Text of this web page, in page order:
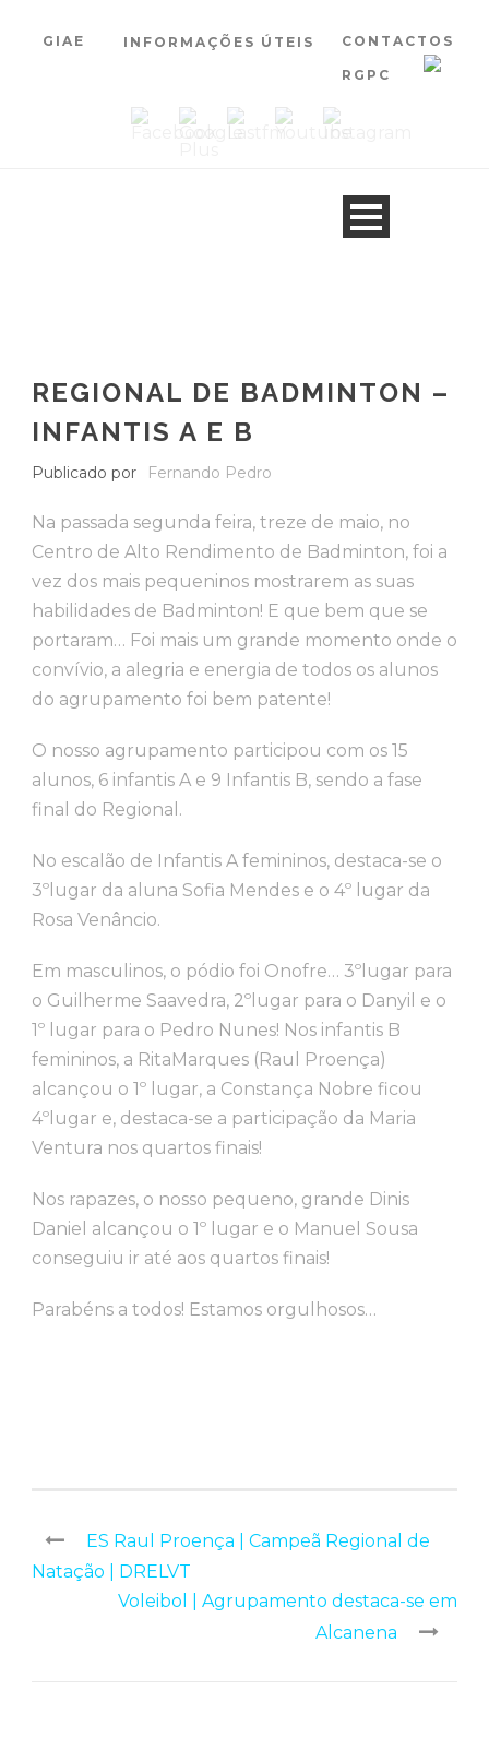
GIAE INFORMAÇÕES ÚTEIS CONTACTOS
RGPC
REGIONAL DE BADMINTON –
INFANTIS A E B
Publicado por Fernando Pedro
Na passada segunda feira, treze de maio, no
Centro de Alto Rendimento de Badminton, foi a
vez dos mais pequeninos mostrarem as suas
habilidades de Badminton! E que bem que se
portaram… Foi mais um grande momento onde o
convívio, a alegria e energia de todos os alunos
do agrupamento foi bem patente!
O nosso agrupamento participou com os 15
alunos, 6 infantis A e 9 Infantis B, sendo a fase
final do Regional.
No escalão de Infantis A femininos, destaca-se o
3ºlugar da aluna Sofia Mendes e o 4º lugar da
Rosa Venâncio.
Em masculinos, o pódio foi Onofre… 3ºlugar para
o Guilherme Saavedra, 2ºlugar para o Danyil e o
1º lugar para o Pedro Nunes! Nos infantis B
femininos, a RitaMarques (Raul Proença)
alcançou o 1º lugar, a Constança Nobre ficou
4ºlugar e, destaca-se a participação da Maria
Ventura nos quartos finais!
Nos rapazes, o nosso pequeno, grande Dinis
Daniel alcançou o 1º lugar e o Manuel Sousa
conseguiu ir até aos quartos finais!
Parabéns a todos! Estamos orgulhosos…
ES Raul Proença | Campeã Regional de
Natação | DRELVT
Voleibol | Agrupamento destaca-se em
Alcanena